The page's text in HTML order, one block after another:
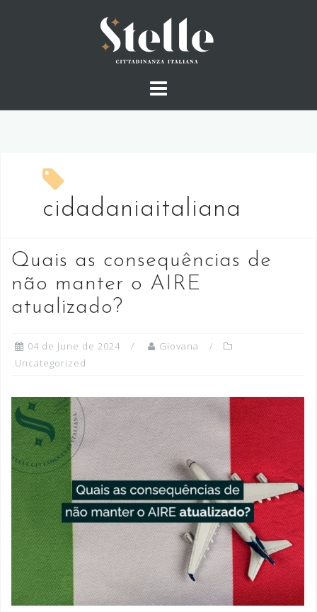
cidadaniaitaliana
Quais as consequências de
não manter o AIRE
atualizado?
04 de June de 2024
Giovana
Uncategorized